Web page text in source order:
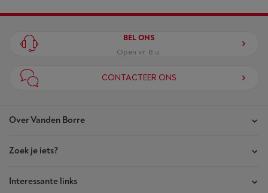
Over Vanden Borre
Onze winkels
Akte van Vertrouwen
Zoek je iets?
Je bestellingen
Interessante links
BEL ONS
Open vr. 8 u.
CONTACTEER ONS